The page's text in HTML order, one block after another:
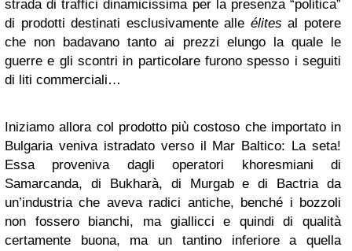
strada di traffici dinamicissima per la presenza “politica”
di prodotti destinati esclusivamente alle élites al potere
che non badavano tanto ai prezzi elungo la quale le
guerre e gli scontri in particolare furono spesso i seguiti
di liti commerciali…
Iniziamo allora col prodotto più costoso che importato in
Bulgaria veniva istradato verso il Mar Baltico: La seta!
Essa proveniva dagli operatori khoresmiani di
Samarcanda, di Bukharà, di Murgab e di Bactria da
un’industria che aveva radici antiche, benché i bozzoli
non fossero bianchi, ma giallicci e quindi di qualità
certamente buona, ma un tantino inferiore a quella